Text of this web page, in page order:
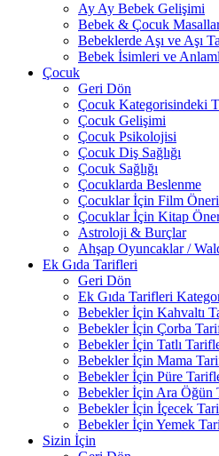
Ay Ay Bebek Gelişimi
Bebek & Çocuk
Bebeklerde Aşı ve Aşı
Bebek İsimleri ve
Çocuk
Geri Dön
Çocuk Kategorisindeki
Çocuk Gelişimi
Çocuk Psikolojisi
Çocuk Diş Sağlığı
Çocuk Sağlığı
Çocuklarda Beslenme
Çocuklar İçin Film
Çocuklar İçin Kitap
Astroloji & Burçlar
Ahşap Oyuncaklar /
Ek Gıda Tarifleri
Geri Dön
Ek Gıda Tarifleri
Bebekler İçin Kahvaltı
Bebekler İçin Çorba
Bebekler İçin Tatlı
Bebekler İçin Mama
Bebekler İçin Püre
Bebekler İçin Ara Öğün
Bebekler İçin İçecek
Bebekler İçin Yemek
Sizin İçin